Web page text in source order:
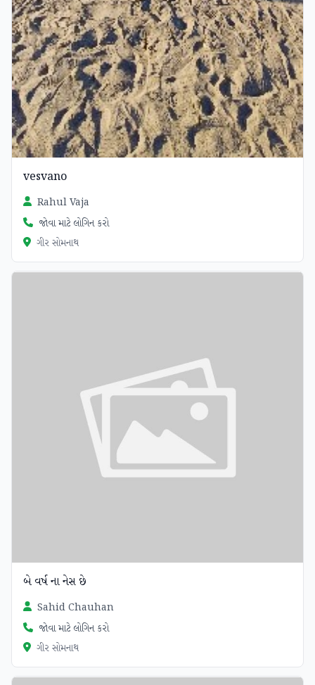
vesvano
Rahul Vaja
જોવા માટે લોગિન કરો
ગીર સોમનાથ
બે વર્ષ ના નેસ છે
Sahid Chauhan
જોવા માટે લોગિન કરો
ગીર સોમનાથ